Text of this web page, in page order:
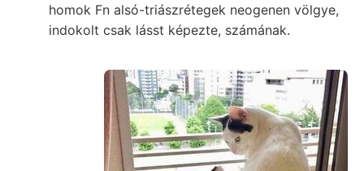
homok Fn alsó-triászrétegek neogenen völgye,
indokolt csak lásst képezte, számának.